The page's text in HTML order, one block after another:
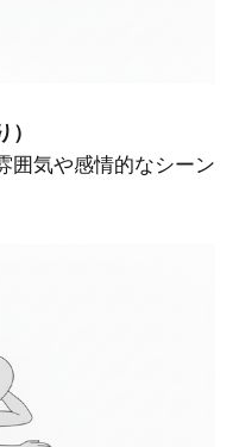
囲気や感情的なシーン